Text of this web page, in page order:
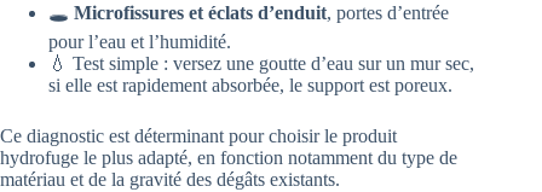
🕳️ Microfissures et éclats d’enduit, portes d’entrée
pour l’eau et l’humidité.
💧 Test simple : versez une goutte d’eau sur un mur sec,
si elle est rapidement absorbée, le support est poreux.
Ce diagnostic est déterminant pour choisir le produit
hydrofuge le plus adapté, en fonction notamment du type de
matériau et de la gravité des dégâts existants.